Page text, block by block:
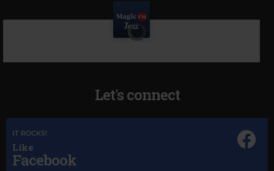
Let's connect
IT ROCKS!
Like
Facebook